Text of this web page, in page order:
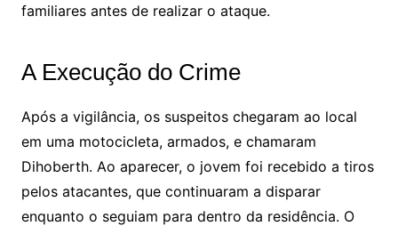
familiares antes de realizar o ataque.
A Execução do Crime
Após a vigilância, os suspeitos chegaram ao local
em uma motocicleta, armados, e chamaram
Dihoberth. Ao aparecer, o jovem foi recebido a tiros
pelos atacantes, que continuaram a disparar
enquanto o seguiam para dentro da residência. O